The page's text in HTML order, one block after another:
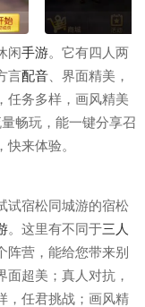
闲手游。它有四人两
言配音 、界面精美，
任务多样，画风精美
畅玩，能一键分享召
来体验。
试宿松同城游的宿松
。这里有不同于三人
阵营，能给您带来别
超美；真人对抗，
，任君挑战；画风精